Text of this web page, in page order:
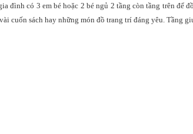
đình có 3 em bé hoặc 2 bé ngủ 2 tầng còn tầng trên để
cuốn sách hay những món đồ trang trí đáng yêu. Tầng